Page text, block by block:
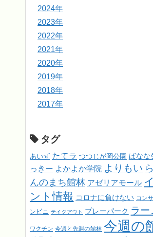
2024年
2023年
2022年
2021年
2020年
2019年
2018年
2017年
タグ
あいず たてラ つつじが岡公園 ばなな
っきー よかよか学院 よりもい
んのまち館林 アゼリアモール
ント情報 コロナに負けない コン
ンビニ テイクアウト プレーパーク ラー
ワクチン 今週と先週の館林 今週の